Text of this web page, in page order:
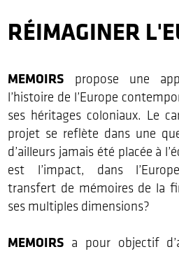
RÉIMAGINER
MEMOIRS propose une
l’histoire de l’Europe
ses héritages coloniaux. Le
projet se reflète dans une
d’ailleurs jamais été placée à
est l’impact, dans
transfert de mémoires de la
ses multiples dimensions?
MEMOIRS a pour objectif